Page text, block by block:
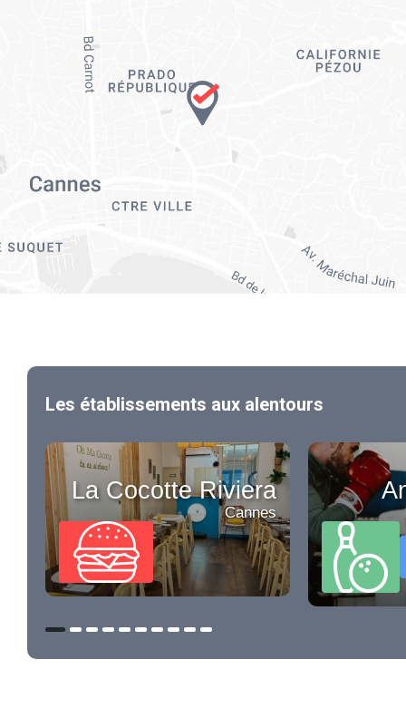
Les établissements aux alentours
La Cocotte Riviera
Cannes